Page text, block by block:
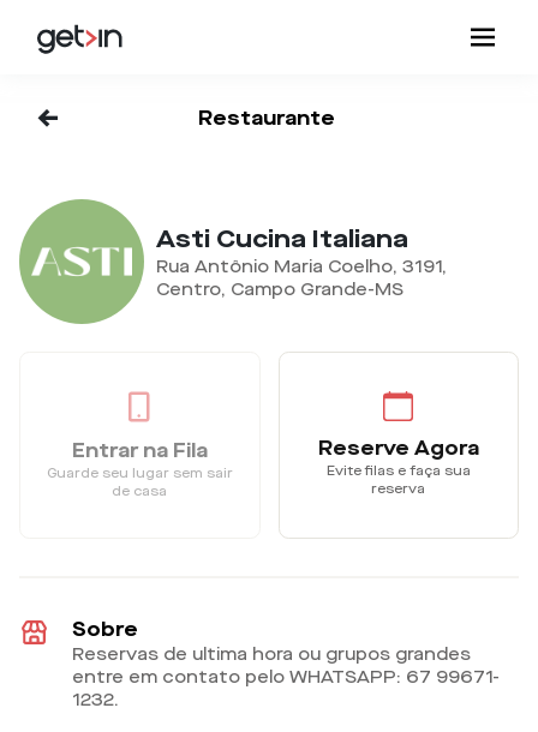
<- Restaurante
Asti Cucina Italiana
Rua Antônio Maria Coelho, 3191,
Centro, Campo Grande-MS
Entrar na Fila
Guarde seu lugar sem sair
de casa
Reserve Agora
Evite filas e faça sua
reserva
Sobre
Reservas de ultima hora ou grupos grandes
entre em contato pelo WHATSAPP: 67 99671-
1232.